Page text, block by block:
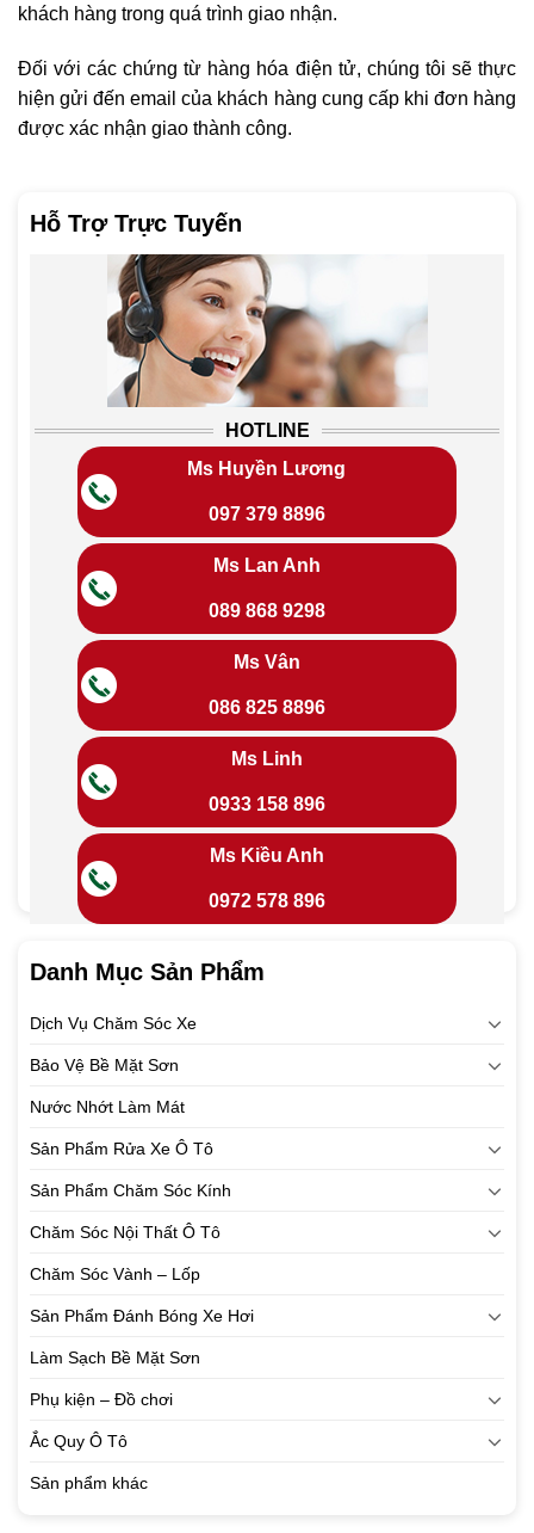
khách hàng trong quá trình giao nhận.
Đối với các chứng từ hàng hóa điện tử, chúng tôi sẽ thực
hiện gửi đến email của khách hàng cung cấp khi đơn hàng
được xác nhận giao thành công.
Hỗ Trợ Trực Tuyến
HOTLINE
Ms Huyền Lương
097 379 8896
Ms Lan Anh
089 868 9298
Ms Vân
086 825 8896
Ms Linh
0933 158 896
Ms Kiều Anh
0972 578 896
Danh Mục Sản Phẩm
Dịch Vụ Chăm Sóc Xe
Bảo Vệ Bề Mặt Sơn
Nước Nhớt Làm Mát
Sản Phẩm Rửa Xe Ô Tô
Sản Phẩm Chăm Sóc Kính
Chăm Sóc Nội Thất Ô Tô
Chăm Sóc Vành – Lốp
Sản Phẩm Đánh Bóng Xe Hơi
Làm Sạch Bề Mặt Sơn
Phụ kiện – Đồ chơi
Ắc Quy Ô Tô
Sản phẩm khác